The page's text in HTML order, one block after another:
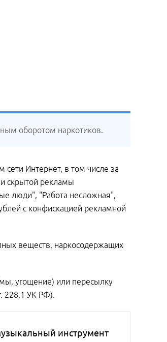
оборотом наркотиков.
сети Интернет, в том числе за
скрытой рекламы
люди", "Работа несложная",
с конфискацией рекламной
веществ, наркосодержащих
угощение) или пересылку
228.1 УК РФ).
инструмент